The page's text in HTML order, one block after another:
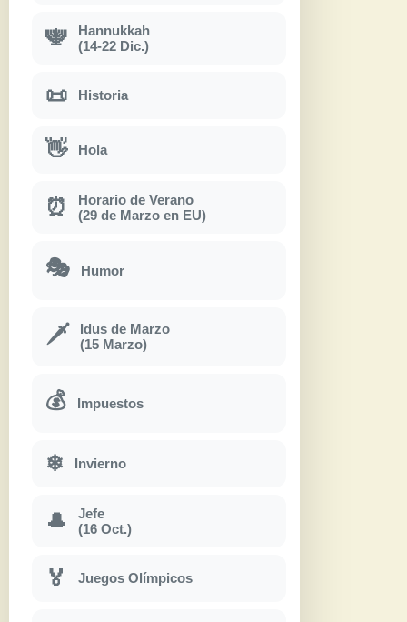
🕎
Hannukkah
(14-22 Dic.)
📜 Historia
👋 Hola
⏰
Horario de Verano
(29 de Marzo en EU)
🎭 Humor
🗡
Idus de Marzo
(15 Marzo)
💰 Impuestos
❄ Invierno
🎩
Jefe
(16 Oct.)
🏅 Juegos Olímpicos